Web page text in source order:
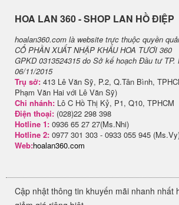
H​OA LAN 360 - SHOP LAN HỒ ĐIỆP
hoalan360.com là website trực thuộc quyền
CỔ PHẦN XUẤT NHẬP KHẨU HOA TƯƠI 360
GPKD 0313524315 do Sở kế hoạch Đầu tư TP.
06/11/2015
Trụ sở: 413 Lê Văn Sỹ, P.2, Q.Tân Bình,
Phạm Văn Hai với Lê Văn Sỹ)
Chi nhánh: Lô C Hồ Thị Kỷ, P1, Q10, TPHCM
Điện thoại: (028)22 298 398
Hotline 1: 0936 65 27 27(Ms.Nhi)
Hotline 2: 0977 301 303 - 0933 055 945
Web:hoalan360.com
Cập nhật thông tin khuyến mãi nhanh nhất